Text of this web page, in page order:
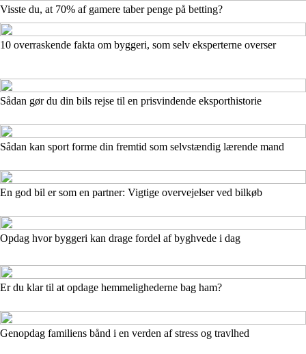
Visste du, at 70% af gamere taber penge på betting?
10 overraskende fakta om byggeri, som selv eksperterne overser
Sådan gør du din bils rejse til en prisvindende eksporthistorie
Sådan kan sport forme din fremtid som selvstændig lærende mand
En god bil er som en partner: Vigtige overvejelser ved bilkøb
Opdag hvor byggeri kan drage fordel af byghvede i dag
Er du klar til at opdage hemmelighederne bag ham?
Genopdag familiens bånd i en verden af stress og travlhed